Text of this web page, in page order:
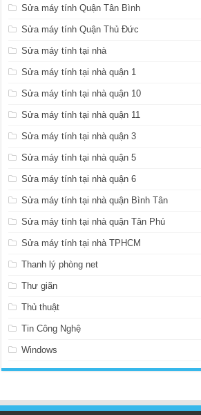
Sửa máy tính Quận Tân Bình
Sửa máy tính Quận Thủ Đức
Sửa máy tính tại nhà
Sửa máy tính tại nhà quận 1
Sửa máy tính tại nhà quận 10
Sửa máy tính tại nhà quận 11
Sửa máy tính tại nhà quận 3
Sửa máy tính tại nhà quận 5
Sửa máy tính tại nhà quận 6
Sửa máy tính tại nhà quận Bình Tân
Sửa máy tính tại nhà quận Tân Phú
Sửa máy tính tại nhà TPHCM
Thanh lý phòng net
Thư giãn
Thủ thuật
Tin Công Nghệ
Windows